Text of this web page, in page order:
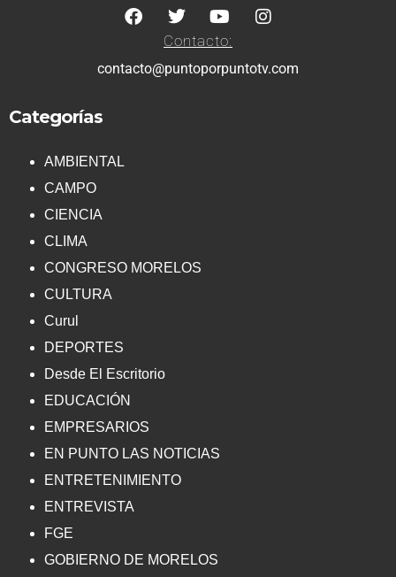
Contacto:
contacto@puntoporpuntotv.com
Categorías
AMBIENTAL
CAMPO
CIENCIA
CLIMA
CONGRESO MORELOS
CULTURA
Curul
DEPORTES
Desde El Escritorio
EDUCACIÓN
EMPRESARIOS
EN PUNTO LAS NOTICIAS
ENTRETENIMIENTO
ENTREVISTA
FGE
GOBIERNO DE MORELOS